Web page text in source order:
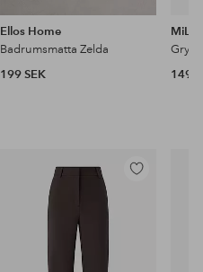
Ellos Home
Badrumsmatta Zelda
199 SEK
149
Lägg